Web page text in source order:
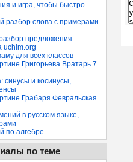
и игра, чтобы быстро
разбор слова с примерами
предложения
uchim.org
для всех классов
Григорьева Вратарь 7
синусы и косинусы,
Грабаря Февральская
в русском языке,
по алгебре
по теме